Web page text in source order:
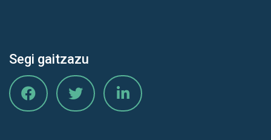
Segi gaitzazu